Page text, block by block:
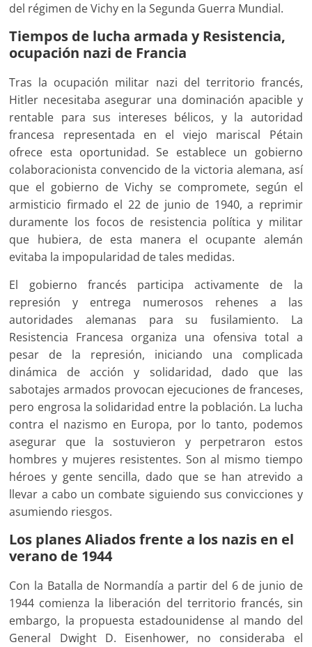
del régimen de Vichy en la Segunda Guerra Mundial.
Tiempos de lucha armada y Resistencia,
ocupación nazi de Francia
Tras la ocupación militar nazi del territorio francés,
Hitler necesitaba asegurar una dominación apacible y
rentable para sus intereses bélicos, y la autoridad
francesa representada en el viejo mariscal Pétain
ofrece esta oportunidad. Se establece un gobierno
colaboracionista convencido de la victoria alemana, así
que el gobierno de Vichy se compromete, según el
armisticio firmado el 22 de junio de 1940, a reprimir
duramente los focos de resistencia política y militar
que hubiera, de esta manera el ocupante alemán
evitaba la impopularidad de tales medidas.
El gobierno francés participa activamente de la
represión y entrega numerosos rehenes a las
autoridades alemanas para su fusilamiento. La
Resistencia Francesa organiza una ofensiva total a
pesar de la represión, iniciando una complicada
dinámica de acción y solidaridad, dado que las
sabotajes armados provocan ejecuciones de franceses,
pero engrosa la solidaridad entre la población. La lucha
contra el nazismo en Europa, por lo tanto, podemos
asegurar que la sostuvieron y perpetraron estos
hombres y mujeres resistentes. Son al mismo tiempo
héroes y gente sencilla, dado que se han atrevido a
llevar a cabo un combate siguiendo sus convicciones y
asumiendo riesgos.
Los planes Aliados frente a los nazis en el
verano de 1944
Con la Batalla de Normandía a partir del 6 de junio de
1944 comienza la liberación del territorio francés, sin
embargo, la propuesta estadounidense al mando del
General Dwight D. Eisenhower, no consideraba el